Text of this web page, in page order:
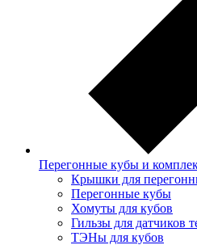
Перегонные кубы и
Крышки для
Перегонные кубы
Хомуты для кубов
Гильзы для датчиков
ТЭНы для кубов